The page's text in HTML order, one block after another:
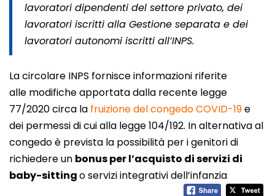
lavoratori dipendenti del settore privato, dei
lavoratori iscritti alla Gestione separata e dei
lavoratori autonomi iscritti all’INPS.
La circolare INPS fornisce informazioni riferite
alle modifiche apportata dalla recente legge
77/2020 circa la fruizione del congedo COVID-19e
dei permessi di cui alla legge 104/192. In alternativa al
congedo è prevista la possibilità per i genitori di
richiedere un bonus per l’acquisto di servizi di
baby-sittingo servizi integrativi dell’infanzia